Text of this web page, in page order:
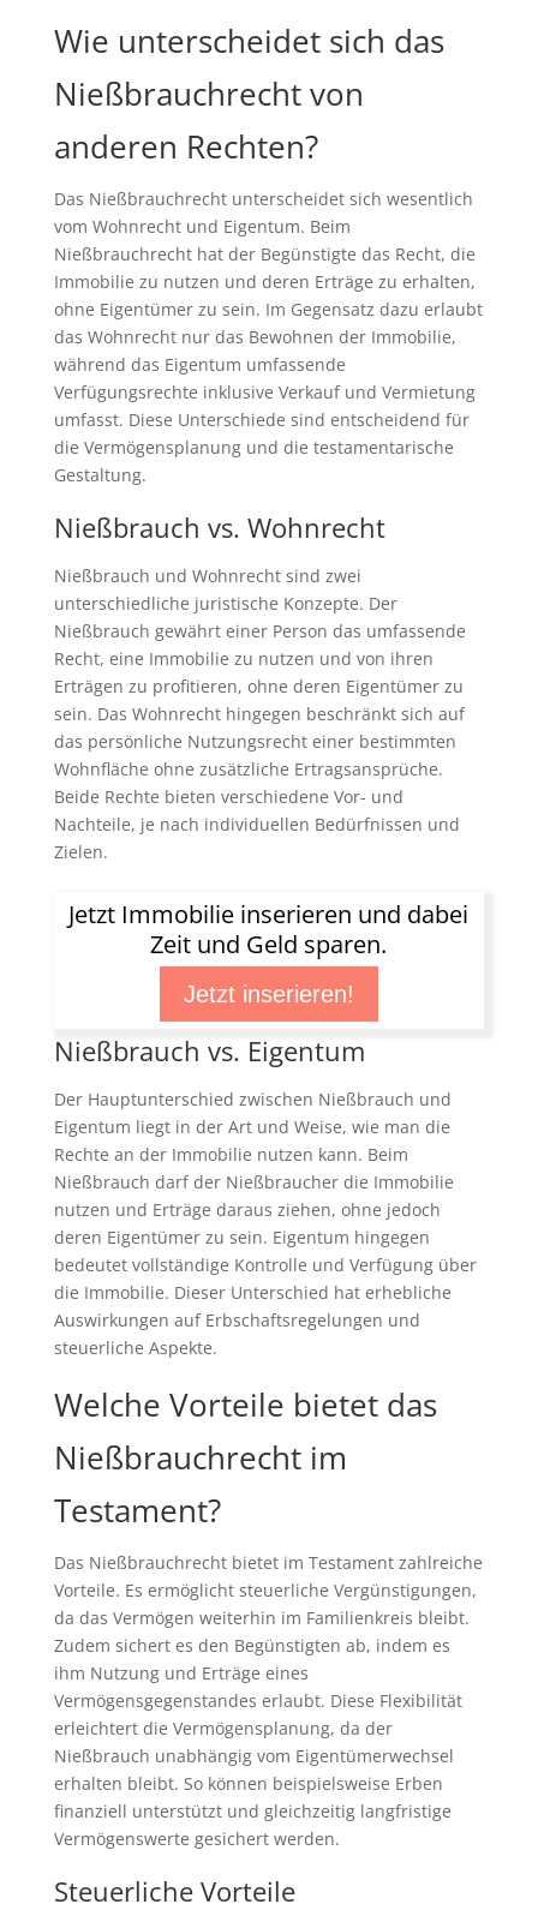
Wie unterscheidet sich das
Nießbrauchrecht von
anderen Rechten?
Das Nießbrauchrecht unterscheidet sich wesentlich
vom Wohnrecht und Eigentum. Beim
Nießbrauchrecht hat der Begünstigte das Recht, die
Immobilie zu nutzen und deren Erträge zu erhalten,
ohne Eigentümer zu sein. Im Gegensatz dazu erlaubt
das Wohnrecht nur das Bewohnen der Immobilie,
während das Eigentum umfassende
Verfügungsrechte inklusive Verkauf und Vermietung
umfasst. Diese Unterschiede sind entscheidend für
die Vermögensplanung und die testamentarische
Gestaltung.
Nießbrauch vs. Wohnrecht
Nießbrauch und Wohnrecht sind zwei
unterschiedliche juristische Konzepte. Der
Nießbrauch gewährt einer Person das umfassende
Recht, eine Immobilie zu nutzen und von ihren
Erträgen zu profitieren, ohne deren Eigentümer zu
sein. Das Wohnrecht hingegen beschränkt sich auf
das persönliche Nutzungsrecht einer bestimmten
Wohnfläche ohne zusätzliche Ertragsansprüche.
Beide Rechte bieten verschiedene Vor- und
Nachteile, je nach individuellen Bedürfnissen und
Zielen.
Jetzt Immobilie inserieren und dabei
Zeit und Geld sparen.
Jetzt inserieren!
Nießbrauch vs. Eigentum
Der Hauptunterschied zwischen Nießbrauch und
Eigentum liegt in der Art und Weise, wie man die
Rechte an der Immobilie nutzen kann. Beim
Nießbrauch darf der Nießbraucher die Immobilie
nutzen und Erträge daraus ziehen, ohne jedoch
deren Eigentümer zu sein. Eigentum hingegen
bedeutet vollständige Kontrolle und Verfügung über
die Immobilie. Dieser Unterschied hat erhebliche
Auswirkungen auf Erbschaftsregelungen und
steuerliche Aspekte.
Welche Vorteile bietet das
Nießbrauchrecht im
Testament?
Das Nießbrauchrecht bietet im Testament zahlreiche
Vorteile. Es ermöglicht steuerliche Vergünstigungen,
da das Vermögen weiterhin im Familienkreis bleibt.
Zudem sichert es den Begünstigten ab, indem es
ihm Nutzung und Erträge eines
Vermögensgegenstandes erlaubt. Diese Flexibilität
erleichtert die Vermögensplanung, da der
Nießbrauch unabhängig vom Eigentümerwechsel
erhalten bleibt. So können beispielsweise Erben
finanziell unterstützt und gleichzeitig langfristige
Vermögenswerte gesichert werden.
Steuerliche Vorteile